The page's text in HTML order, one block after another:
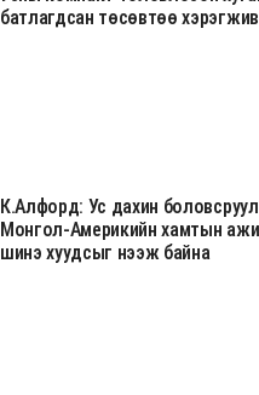
батлагдсан төсөвтөө хэрэгжив
К.Алфорд: Ус дахин
Монгол-Америкийн хамтын
шинэ хуудсыг нээж байна